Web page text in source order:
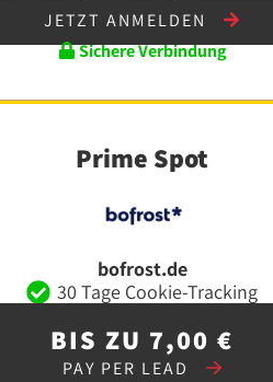
JETZT ANMELDEN
Sichere Verbindung
Prime Spot
bofrost.de
30 Tage Cookie-Tracking
BIS ZU 7,00 €
PAY PER LEAD